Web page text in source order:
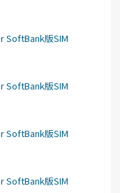
SoftBank版SIM
SoftBank版SIM
SoftBank版SIM
SoftBank版SIM